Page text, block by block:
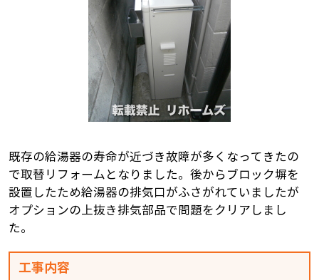
既存の給湯器の寿命が近づき故障が多くなってきたの
で取替リフォームとなりました。後からブロック塀を
設置したため給湯器の排気口がふさがれていましたが
オプションの上抜き排気部品で問題をクリアしまし
た。
工事内容